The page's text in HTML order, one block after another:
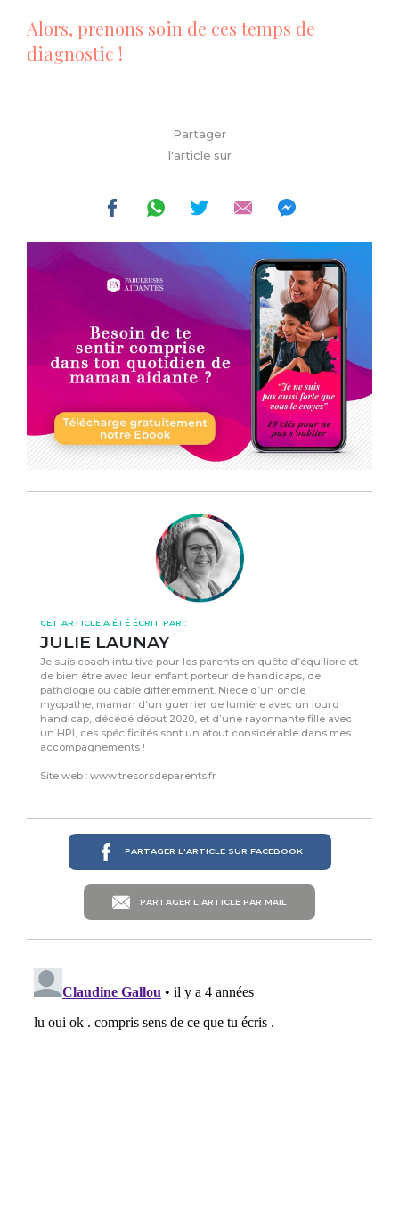
Alors, prenons soin de ces temps de
diagnostic !
Partager
l'article sur
CET ARTICLE A ÉTÉ ÉCRIT PAR :
JULIE LAUNAY
Je suis coach intuitive pour les parents en quête d’équilibre et
de bien être avec leur enfant porteur de handicaps, de
pathologie ou câblé différemment. Nièce d’un oncle
myopathe, maman d’un guerrier de lumière avec un lourd
handicap, décédé début 2020, et d’une rayonnante fille avec
un HPI, ces spécificités sont un atout considérable dans mes
accompagnements !
Site web : www.tresorsdeparents.fr
PARTAGER L'ARTICLE SUR FACEBOOK
PARTAGER L'ARTICLE PAR MAIL